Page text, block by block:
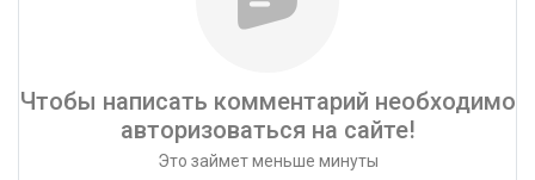
Чтобы написать комментарий необходимо
авторизоваться на сайте!
Это займет меньше минуты